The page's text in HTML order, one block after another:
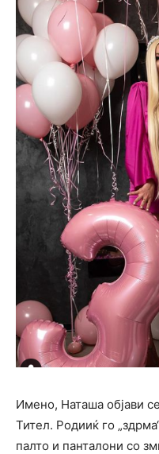
Имено, Наташа објави
Тител. Родииќ го
палто и панталони со